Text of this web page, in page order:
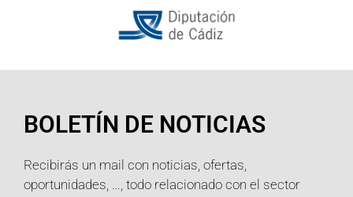
BOLETÍN DE NOTICIAS
Recibirás un mail con noticias, ofertas,
oportunidades, …, todo relacionado con el sector